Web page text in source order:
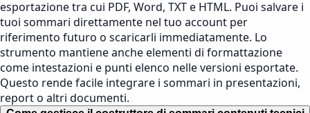
esportazione tra cui PDF, Word, TXT e HTML. Puoi salvare i
tuoi sommari direttamente nel tuo account per
riferimento futuro o scaricarli immediatamente. Lo
strumento mantiene anche elementi di formattazione
come intestazioni e punti elenco nelle versioni esportate.
Questo rende facile integrare i sommari in presentazioni,
report o altri documenti.